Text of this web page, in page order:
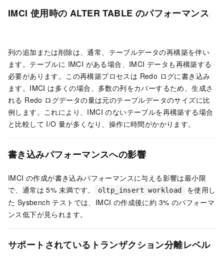
IMCI 使用時の ALTER TABLE のパフォーマンス
列の追加または削除は、通常、テーブルデータの再構築を伴い
ます。テーブルに IMCI がある場合、IMCI データも再構築する
必要があります。この再構築プロセスは Redo ログに書き込み
ます。IMCI は多くの場合、多数の列をカバーするため、生成さ
れる Redo ログデータの量は元のテーブルデータのサイズに比
例します。これにより、IMCI のないテーブルを再構築する場合
と比較して I/O 量が多くなり、操作に時間がかかります。
書き込みパフォーマンスへの影響
IMCI の作成が書き込みパフォーマンスに与える影響は最小限
で、通常は 5% 未満です。
oltp_insert workload
を使用し
た Sysbench テストでは、IMCI の作成後に約 3% のパフォーマ
ンス低下が見られます。
サポートされているトランザクション分離レベル